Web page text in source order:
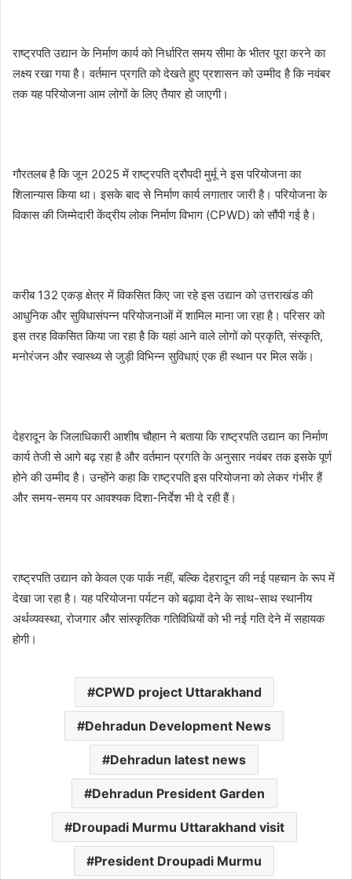
राष्ट्रपति उद्यान के निर्माण कार्य को निर्धारित समय सीमा के भीतर पूरा करने का
लक्ष्य रखा गया है। वर्तमान प्रगति को देखते हुए प्रशासन को उम्मीद है कि नवंबर
तक यह परियोजना आम लोगों के लिए तैयार हो जाएगी।
गौरतलब है कि जून 2025 में राष्ट्रपति द्रौपदी मुर्मू ने इस परियोजना का
शिलान्यास किया था। इसके बाद से निर्माण कार्य लगातार जारी है। परियोजना के
विकास की जिम्मेदारी केंद्रीय लोक निर्माण विभाग (CPWD) को सौंपी गई है।
करीब 132 एकड़ क्षेत्र में विकसित किए जा रहे इस उद्यान को उत्तराखंड की
आधुनिक और सुविधासंपन्न परियोजनाओं में शामिल माना जा रहा है। परिसर को
इस तरह विकसित किया जा रहा है कि यहां आने वाले लोगों को प्रकृति, संस्कृति,
मनोरंजन और स्वास्थ्य से जुड़ी विभिन्न सुविधाएं एक ही स्थान पर मिल सकें।
देहरादून के जिलाधिकारी आशीष चौहान ने बताया कि राष्ट्रपति उद्यान का निर्माण
कार्य तेजी से आगे बढ़ रहा है और वर्तमान प्रगति के अनुसार नवंबर तक इसके पूर्ण
होने की उम्मीद है। उन्होंने कहा कि राष्ट्रपति इस परियोजना को लेकर गंभीर हैं
और समय-समय पर आवश्यक दिशा-निर्देश भी दे रही हैं।
राष्ट्रपति उद्यान को केवल एक पार्क नहीं, बल्कि देहरादून की नई पहचान के रूप में
देखा जा रहा है। यह परियोजना पर्यटन को बढ़ावा देने के साथ-साथ स्थानीय
अर्थव्यवस्था, रोजगार और सांस्कृतिक गतिविधियों को भी नई गति देने में सहायक
होगी।
CPWD project Uttarakhand
Dehradun Development News
Dehradun latest news
Dehradun President Garden
Droupadi Murmu Uttarakhand visit
President Droupadi Murmu